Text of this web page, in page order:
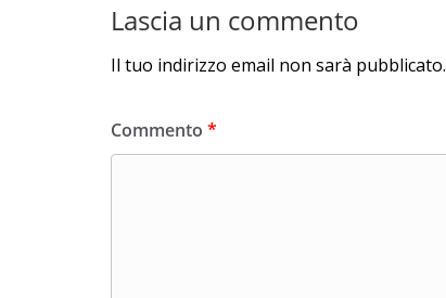
Lascia un commento
Il tuo indirizzo email non sarà pubblicato.
Commento *